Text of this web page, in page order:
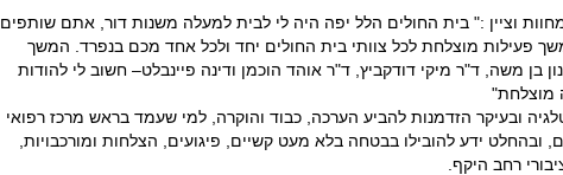
וציין :" בית החולים הלל יפה היה לי לבית למעלה משנות דור, אתם שותפים
פעילות מוצלחת לכל צוותי בית החולים יחד ולכל אחד מכם בנפרד. המשך
בן משה, ד"ר מיקי דודקביץ, ד"ר אוהד הוכמן ודינה פיינבלט– חשוב לי להודות
מוצלחת"
ובעיקר הזדמנות להביע הערכה, כבוד והוקרה, למי שעמד בראש מרכז רפואי
ובהחלט ידע להובילו בבטחה בלא מעט קשיים, פיגועים, הצלחות ומורכבויות,
רחב היקף.